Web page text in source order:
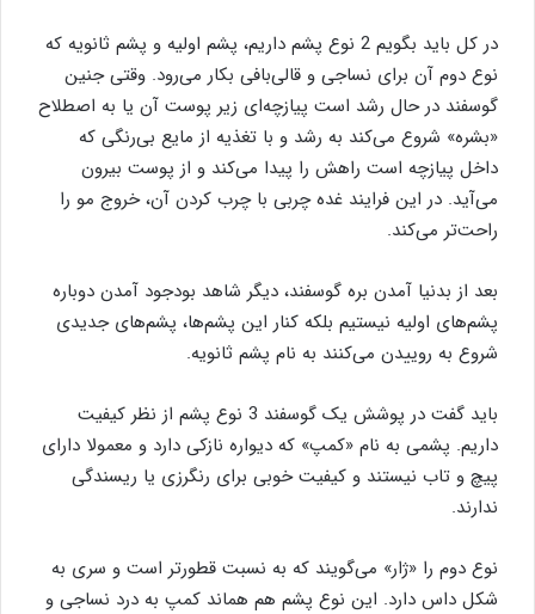
در کل باید بگویم 2 نوع پشم داریم، پشم اولیه و پشم ثانویه که
نوع دوم آن برای نساجی و قالی‌بافی بکار می‌رود. وقتی جنین
گوسفند در حال رشد است پیازچه‌ای زیر پوست آن یا به اصطلاح
«بشره» شروع می‌کند به رشد و با تغذیه از مایع بی‌رنگی که
داخل پیازچه‌ است راهش را پیدا می‌کند و از پوست بیرون
می‌آید. در این فرایند غده چربی با چرب کردن آن، خروج مو را
راحت‌تر می‌کند.
بعد از بدنیا آمدن بره گوسفند، دیگر شاهد بودجود آمدن دوباره
پشم‌های اولیه نیستیم بلکه کنار این پشم‌ها، پشم‌های جدیدی
شروع به روییدن می‌کنند به نام پشم ثانویه.
باید گفت در پوشش یک گوسفند 3 نوع پشم از نظر کیفیت
داریم. پشمی به نام «کمپ» که دیواره نازکی دارد و معمولا دارای
پیچ و تاب نیستند و کیفیت خوبی برای رنگرزی یا ریسندگی
ندارند.
نوع دوم را «ژار» می‌گویند که به نسبت قطورتر است و سری به
شکل داس دارد. این نوع پشم هم هماند کمپ به درد نساجی و